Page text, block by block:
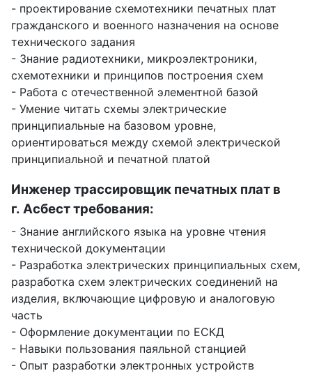
- проектирование схемотехники печатных плат
гражданского и военного назначения на основе
технического задания
- Знание радиотехники, микроэлектроники,
схемотехники и принципов построения схем
- Работа с отечественной элементной базой
- Умение читать схемы электрические
принципиальные на базовом уровне,
ориентироваться между схемой электрической
принципиальной и печатной платой
Инженер трассировщик печатных плат в
г. Асбест требования:
- Знание английского языка на уровне чтения
технической документации
- Разработка электрических принципиальных схем,
разработка схем электрических соединений на
изделия, включающие цифровую и аналоговую
часть
- Оформление документации по ЕСКД
- Навыки пользования паяльной станцией
- Опыт разработки электронных устройств